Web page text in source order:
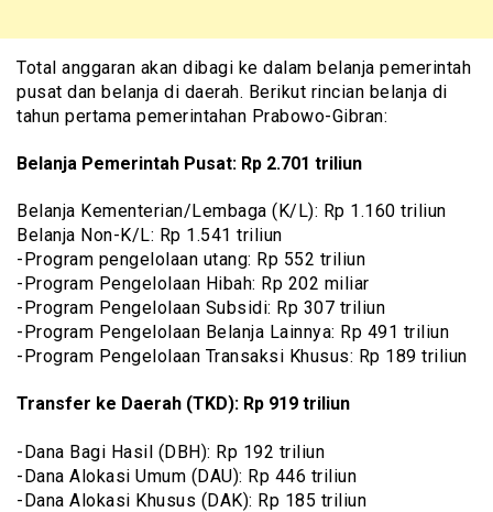
Total anggaran akan dibagi ke dalam belanja pemerintah
pusat dan belanja di daerah. Berikut rincian belanja di
tahun pertama pemerintahan Prabowo-Gibran:
Belanja Pemerintah Pusat: Rp 2.701 triliun
Belanja Kementerian/Lembaga (K/L): Rp 1.160 triliun
Belanja Non-K/L: Rp 1.541 triliun
-Program pengelolaan utang: Rp 552 triliun
-Program Pengelolaan Hibah: Rp 202 miliar
-Program Pengelolaan Subsidi: Rp 307 triliun
-Program Pengelolaan Belanja Lainnya: Rp 491 triliun
-Program Pengelolaan Transaksi Khusus: Rp 189 triliun
Transfer ke Daerah (TKD): Rp 919 triliun
-Dana Bagi Hasil (DBH): Rp 192 triliun
-Dana Alokasi Umum (DAU): Rp 446 triliun
-Dana Alokasi Khusus (DAK): Rp 185 triliun